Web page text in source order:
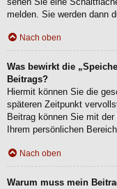
melden. Sie werden dann
Nach oben
Was bewirkt die
Beitrags?
Hiermit können Sie die
späteren Zeitpunkt
Beitrag können Sie mit
Ihrem persönlichen
Nach oben
Warum muss mein